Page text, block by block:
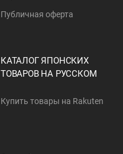
Публичная оферта
КАТАЛОГ ЯПОНСКИХ
ТОВАРОВ НА РУССКОМ
Купить товары на Rakuten